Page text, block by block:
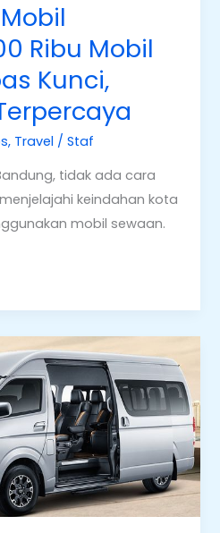
Ribu Mobil
Kunci,
, Travel /Staf
tidak ada cara
keindahan kota
mobil sewaan.